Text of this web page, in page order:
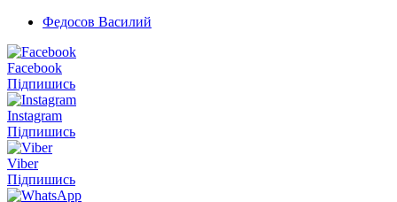
Федосов Василий
Facebook
Підпишись
Instagram
Підпишись
Viber
Підпишись